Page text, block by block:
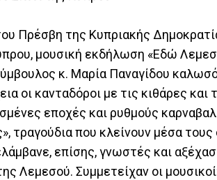
Πρέσβη της Κυπριακής
μουσική εκδήλωση «Εδώ
κ. Μαρία Παναγίδου
οι κανταδόροι με τις κιθάρες
εποχές και ρυθμούς
τραγούδια που κλείνουν μέσα
επίσης, γνωστές και
Λεμεσού. Συμμετείχαν οι